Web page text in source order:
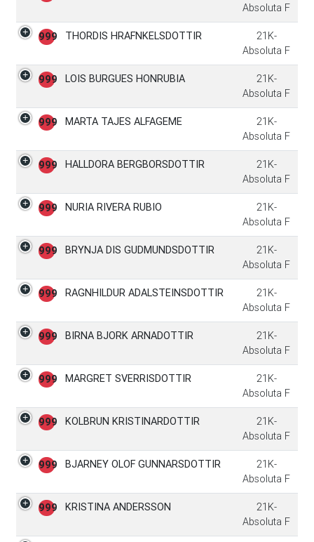
Absoluta F
999 THORDIS HRAFNKELSDOTTIR
21K-
Absoluta F
999 LOIS BURGUES HONRUBIA
21K-
Absoluta F
999 MARTA TAJES ALFAGEME
21K-
Absoluta F
999 HALLDORA BERGBORSDOTTIR
21K-
Absoluta F
999 NURIA RIVERA RUBIO
21K-
Absoluta F
999 BRYNJA DIS GUDMUNDSDOTTIR
21K-
Absoluta F
999 RAGNHILDUR ADALSTEINSDOTTIR
21K-
Absoluta F
999 BIRNA BJORK ARNADOTTIR
21K-
Absoluta F
999 MARGRET SVERRISDOTTIR
21K-
Absoluta F
999 KOLBRUN KRISTINARDOTTIR
21K-
Absoluta F
999 BJARNEY OLOF GUNNARSDOTTIR
21K-
Absoluta F
999 KRISTINA ANDERSSON
21K-
Absoluta F